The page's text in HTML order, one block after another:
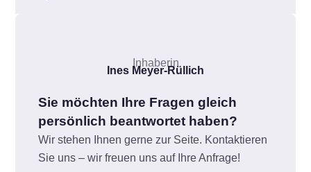
Inhaberin
Ines Meyer-Rüllich
Sie möchten Ihre Fragen gleich
persönlich beantwortet haben?
Wir stehen Ihnen gerne zur Seite. Kontaktieren
Sie uns – wir freuen uns auf Ihre Anfrage!